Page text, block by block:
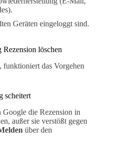
Geräten eingeloggt sind.
löschen
das Vorgehen
scheitert
die Rezension in
außer sie verstößt gegen
über den